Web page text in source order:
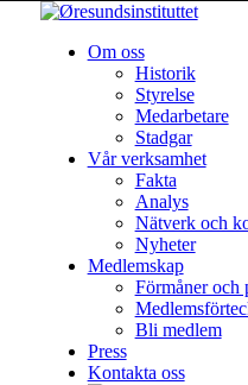
Om oss
Historik
Styrelse
Medarbetare
Stadgar
Vår verksamhet
Fakta
Analys
Nätverk och
Nyheter
Medlemskap
Förmåner och
Bli medlem
Press
Kontakta oss